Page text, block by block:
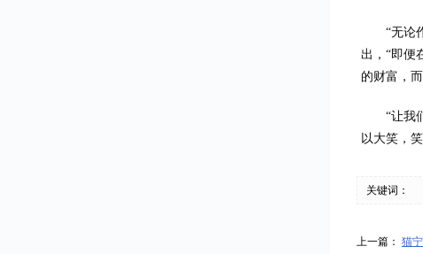
“无论
出，“即便
的财富，
“让我
以大笑，
关键词：
上一篇： 猫